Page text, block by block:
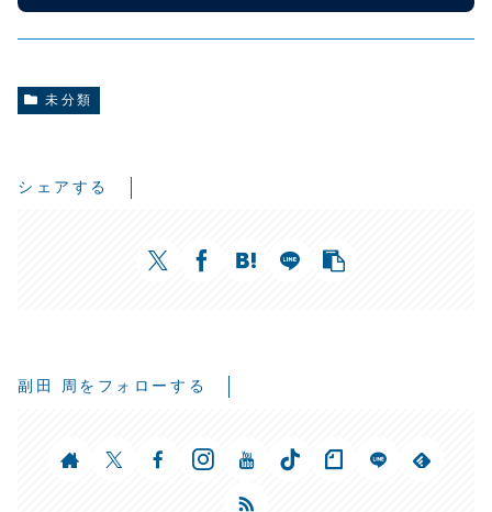
未分類
シェアする
副田 周をフォローする